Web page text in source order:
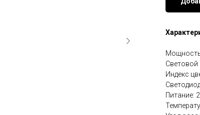
Световой
Индекс
Питание: